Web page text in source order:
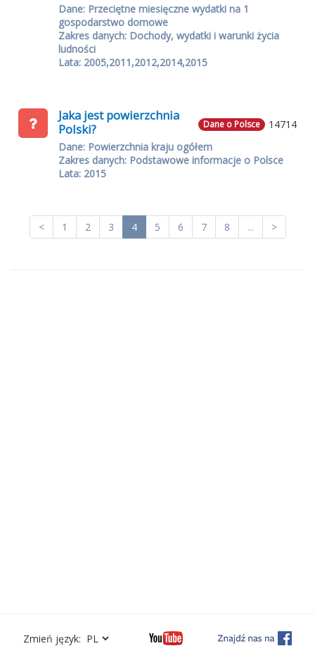
Dane: Przeciętne miesięczne wydatki na 1
gospodarstwo domowe
Zakres danych: Dochody, wydatki i warunki życia
ludności
Lata: 2005,2011,2012,2014,2015
14714
Dane o Polsce
Jaka jest powierzchnia
Polski?
Dane: Powierzchnia kraju ogółem
Zakres danych: Podstawowe informacje o Polsce
Lata: 2015
< 1 2 3 4 5 6 7 8 ... >
Zmień język: